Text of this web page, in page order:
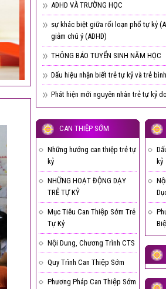
ADHD VÀ TRƯỜNG HỌC
sự khác biệt giữa rối loạn phổ tự kỷ
giảm chú ý (ADHD)
THÔNG BÁO TUYỂN SINH NĂM HỌC
Dấu hiệu nhận biết trẻ tự kỷ và trẻ
Phát hiện mới nguyên nhân trẻ tự kỷ
CAN THIỆP SỚM
Những hướng can thiệp trẻ tự
kỷ
NHỮNG HOẠT ĐỘNG DẠY
TRẺ TỰ KỶ
Mục Tiêu Can Thiệp Sớm Trẻ
Tự Kỷ
Nội Dung, Chương Trình CTS
Quy Trình Can Thiệp Sớm
Phương Pháp Can Thiệp Sớm
kỷ